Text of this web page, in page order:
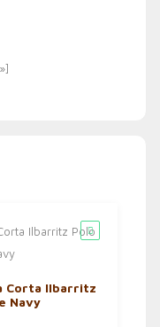
Corta Ilbarritz
Navy